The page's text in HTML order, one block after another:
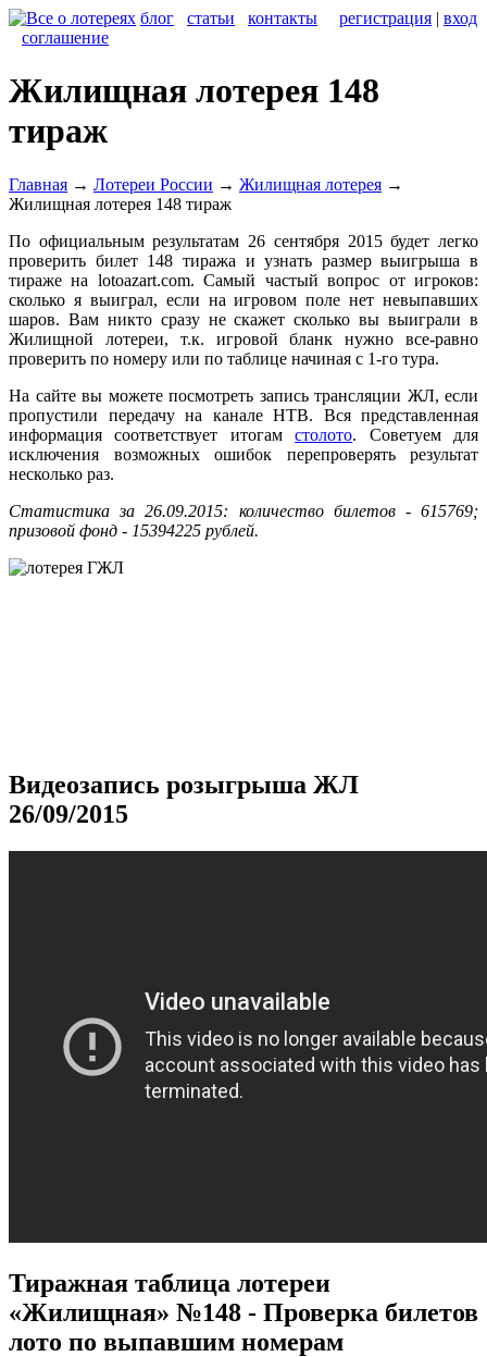
блог статьи контакты регистрация | вход
соглашение
Жилищная лотерея 148
тираж
Главная → Лотереи России → Жилищная лотерея →
Жилищная лотерея 148 тираж
По официальным результатам 26 сентября 2015 будет легко
проверить билет 148 тиража и узнать размер выигрыша в
тираже на lotoazart.com. Самый частый вопрос от игроков:
сколько я выиграл, если на игровом поле нет невыпавших
шаров. Вам никто сразу не скажет сколько вы выиграли в
Жилищной лотереи, т.к. игровой бланк нужно все-равно
проверить по номеру или по таблице начиная с 1-го тура.
На сайте вы можете посмотреть запись трансляции ЖЛ, если
пропустили передачу на канале НТВ. Вся представленная
информация соответствует итогамстолото. Советуем для
исключения возможных ошибок перепроверять результат
несколько раз.
Статистика за 26.09.2015: количество билетов - 615769;
призовой фонд - 15394225 рублей.
Видеозапись розыгрыша ЖЛ
26/09/2015
Тиражная таблица лотереи
«Жилищная» №148 - Проверка билетов
лото по выпавшим номерам